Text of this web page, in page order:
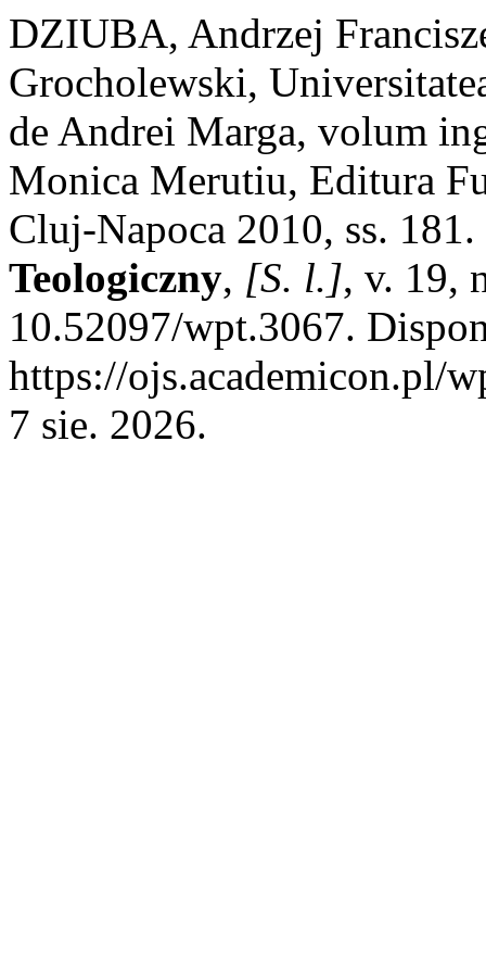
DZIUBA, Andrzej
Grocholewski,
de Andrei Marga, volum
Monica Merutiu, Editura
Cluj-Napoca 2010, ss. 181.
Teologiczny, [S. l.], v. 19,
10.52097/wpt.3067.
https://ojs.academicon.pl/
7 sie. 2026.